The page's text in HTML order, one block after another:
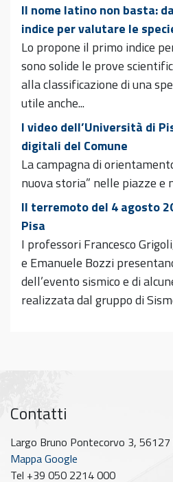
Il nome latino non basta:
indice per valutare le
Lo propone il primo indice
sono solide le prove
alla classificazione di una
utile anche...
I video dell’Università di
digitali del Comune
La campagna di
nuova storia” nelle piazze
Il terremoto del 4 agosto
Pisa
I professori Francesco
e Emanuele Bozzi
dell’evento sismico e di
realizzata dal gruppo di
Contatti
Largo Bruno Pontecorvo 3, 56127
Mappa Google
Tel +39 050 2214 000